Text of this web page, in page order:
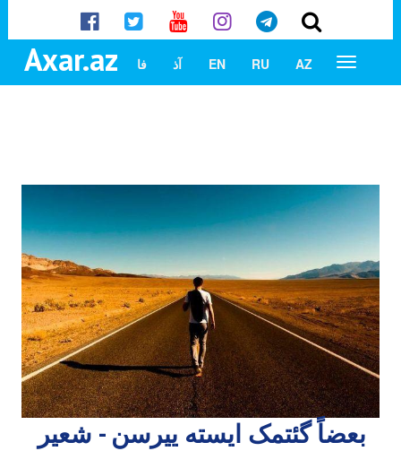
Axar.az AZ
RU
EN آذ فا
بعضاً گئتمک ایسته ییرسن - شعیر